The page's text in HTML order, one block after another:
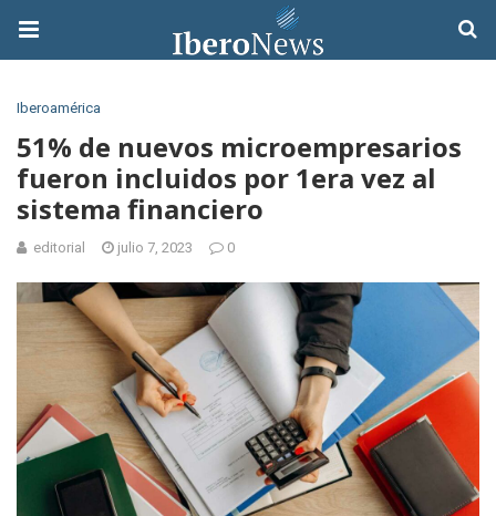
Iberoamérica
51% de nuevos microempresarios
fueron incluidos por 1era vez al
sistema financiero
editorial julio 7, 2023 0